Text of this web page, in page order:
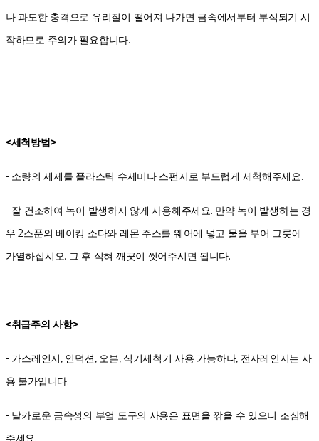
나 과도한 충격으로 유리질이 떨어져 나가면 금속에서부터 부식되기 시
작하므로 주의가 필요합니다.
<세척방법>
- 소량의 세제를 플라스틱 수세미나 스펀지로 부드럽게 세척해주세요.
- 잘 건조하여 녹이 발생하지 않게 사용해주세요. 만약 녹이 발생하는 경
우 2스푼의 베이킹 소다와 레몬 주스를 웨어에 넣고 물을 부어 그릇에
가열하십시오. 그 후 식혀 깨끗이 씻어주시면 됩니다.
<취급주의 사항>
- 가스레인지, 인덕션, 오븐, 식기세척기 사용 가능하나, 전자레인지는 사
용 불가입니다.
- 날카로운 금속성의 부엌 도구의 사용은 표면을 깎을 수 있으니 조심해
주세요.